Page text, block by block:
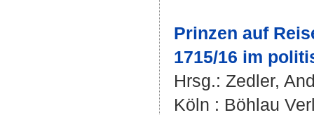
Prinzen auf
1715/16 im
Hrsg.: Zedler,
Köln : Böhlau